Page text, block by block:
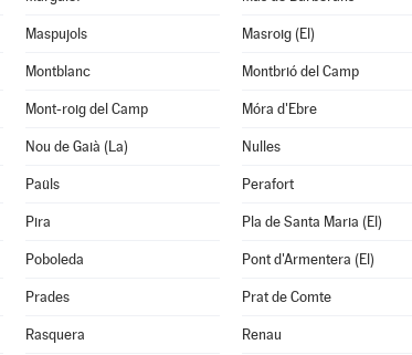
Maspujols Masroig (El)
Montblanc Montbrió del Camp
Mont-roig del Camp Móra d'Ebre
Nou de Gaià (La) Nulles
Paüls Perafort
Pira Pla de Santa Maria (El)
Poboleda Pont d'Armentera (El)
Prades Prat de Comte
Rasquera Renau